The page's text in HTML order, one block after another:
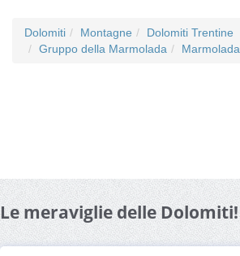
Dolomiti Montagne
Dolomiti Trentine
Gruppo della Marmolada
Marmolada
Le meraviglie delle Dolomiti!